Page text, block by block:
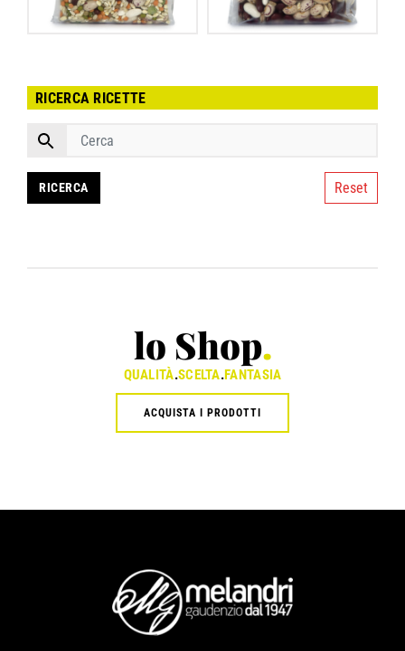
RICERCA RICETTE
Reset
lo Shop.
QUALITÀ.SCELTA.FANTASIA
ACQUISTA I PRODOTTI